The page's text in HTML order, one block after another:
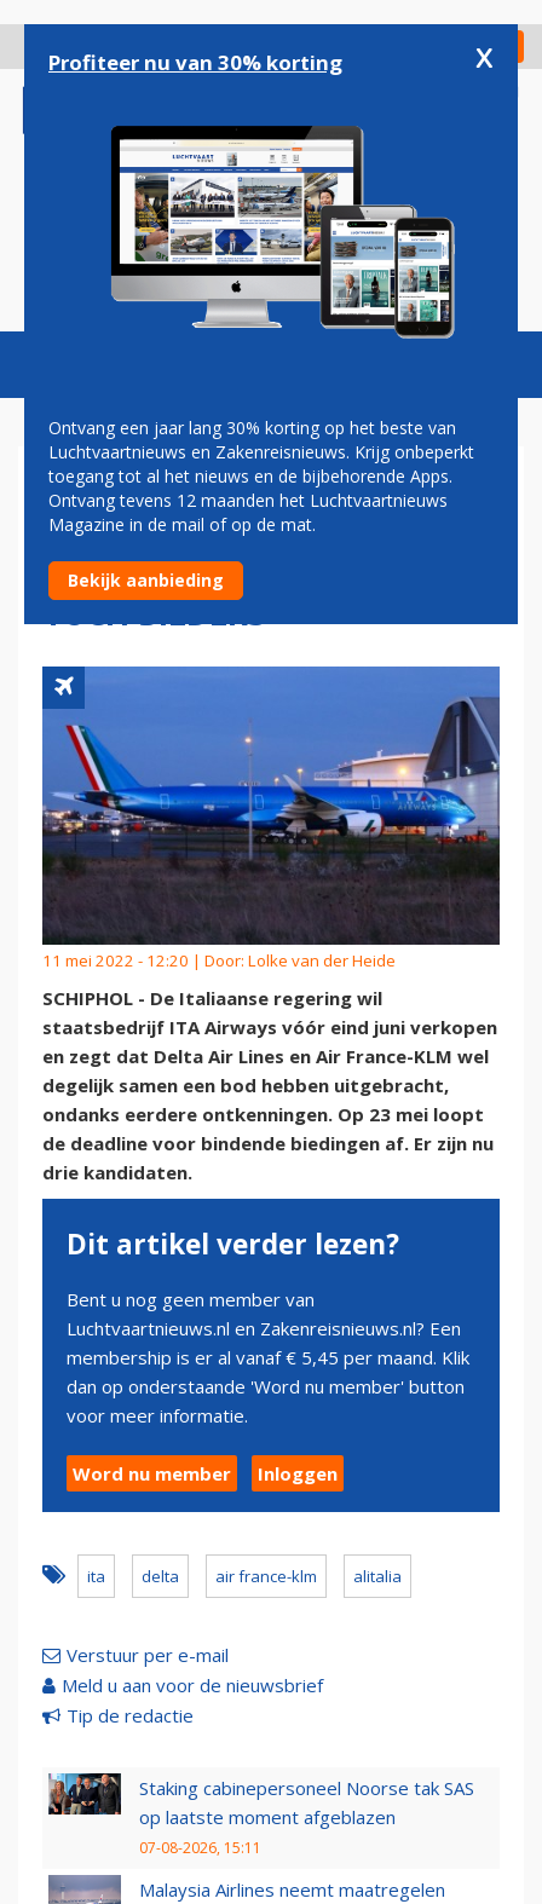
gaan
Check in
Magazine Podcasts Vacatures
ROME WIL ITA AIRWAYS SNEL
VERKOPEN, MINISTER: DELTA
EN AIR FRANCE-KLM ZIJN
TOCH BIEDERS
11 mei 2022 - 12:20 | Door: Lolke van der Heide
SCHIPHOL - De Italiaanse regering wil
staatsbedrijf ITA Airways vóór eind juni verkopen
en zegt dat Delta Air Lines en Air France-KLM wel
degelijk samen een bod hebben uitgebracht,
ondanks eerdere ontkenningen. Op 23 mei loopt
de deadline voor bindende biedingen af. Er zijn nu
drie kandidaten.
Dit artikel verder lezen?
Bent u nog geen member van
Luchtvaartnieuws.nl en Zakenreisnieuws.nl? Een
membership is er al vanaf € 5,45 per maand. Klik
dan op onderstaande 'Word nu member' button
voor meer informatie.
Word nu member Inloggen
ita delta air france-klm alitalia
Verstuur per e-mail
Meld u aan voor de nieuwsbrief
Tip de redactie
Staking cabinepersoneel Noorse tak SAS
op laatste moment afgeblazen
07-08-2026, 15:11
Malaysia Airlines neemt maatregelen
Profiteer nu van 30% korting x
Ontvang een jaar lang 30% korting op het beste van
Luchtvaartnieuws en Zakenreisnieuws. Krijg onbeperkt
toegang tot al het nieuws en de bijbehorende Apps.
Ontvang tevens 12 maanden het Luchtvaartnieuws
Magazine in de mail of op de mat.
Bekijk aanbieding